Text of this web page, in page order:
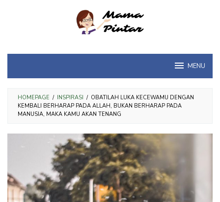
MENU
HOMEPAGE / INSPIRASI / OBATILAH LUKA KECEWAMU DENGAN
KEMBALI BERHARAP PADA ALLAH, BUKAN BERHARAP PADA
MANUSIA, MAKA KAMU AKAN TENANG